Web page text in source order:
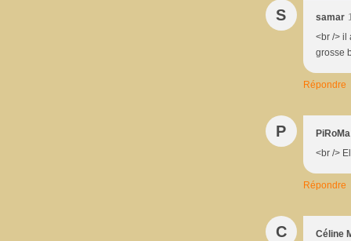
S samar
<br /> il
grosse
Répondre
P
PiRoMa
<br />
Répondre
C
Céline